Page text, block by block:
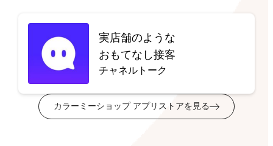
実店舗のような
おもてなし接客
チャネルトーク
カラーミーショップ アプリストアを見る